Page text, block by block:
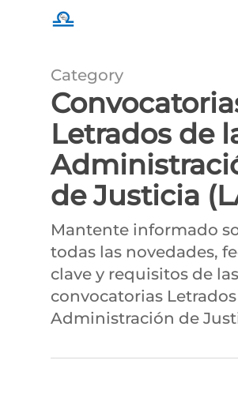
Category
Letrados de
de Justicia
Mantente informado
todas las novedades,
clave y requisitos de las
convocatorias
Administración de